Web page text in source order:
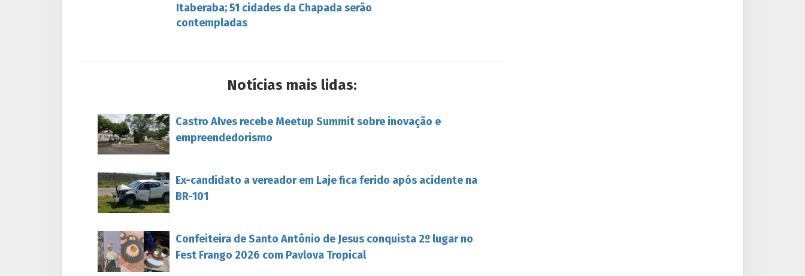
Itaberaba; 51 cidades da Chapada serão
contempladas
Notícias mais lidas:
Castro Alves recebe Meetup Summit sobre inovação e
empreendedorismo
Ex-candidato a vereador em Laje fica ferido após acidente na
BR-101
Confeiteira de Santo Antônio de Jesus conquista 2º lugar no
Fest Frango 2026 com Pavlova Tropical